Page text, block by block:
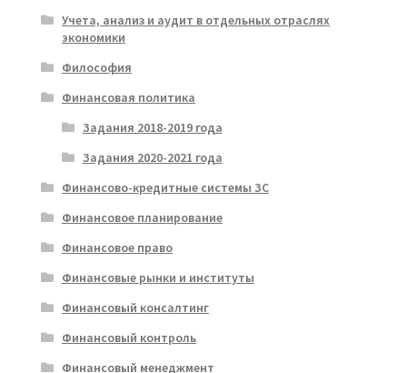
Учета, анализ и аудит в отдельных отраслях
экономики
Философия
Финансовая политика
Задания 2018-2019 года
Задания 2020-2021 года
Финансово-кредитные системы ЗС
Финансовое планирование
Финансовое право
Финансовые рынки и институты
Финансовый консалтинг
Финансовый контроль
Финансовый менеджмент